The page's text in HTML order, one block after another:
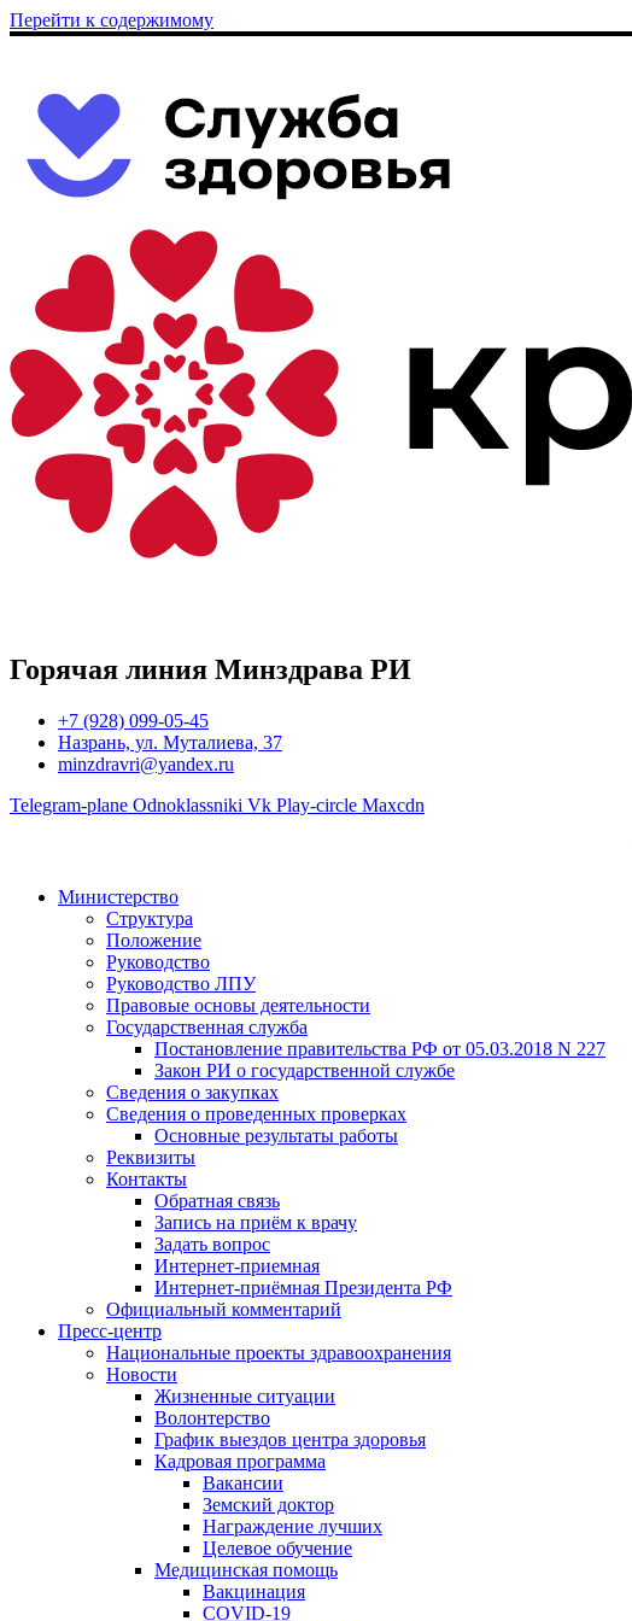
Перейти к содержимому
Горячая линия Минздрава РИ
+7 (928) 099-05-45
Назрань, ул. Муталиева, 37
minzdravri@yandex.ru
Telegram-plane Odnoklassniki Vk Play-circle Maxcdn
Министерство
Структура
Положение
Руководство
Руководство ЛПУ
Правовые основы деятельности
Государственная служба
Постановление правительства РФ от 05.03.2018 N 227
Закон РИ о государственной службе
Сведения о закупках
Сведения о проведенных проверках
Основные результаты работы
Реквизиты
Контакты
Обратная связь
Запись на приём к врачу
Задать вопрос
Интернет-приемная
Интернет-приёмная Президента РФ
Официальный комментарий
Пресс-центр
Национальные проекты здравоохранения
Новости
Жизненные ситуации
Волонтерство
График выездов центра здоровья
Кадровая программа
Вакансии
Земский доктор
Награждение лучших
Целевое обучение
Медицинская помощь
Вакцинация
COVID-19